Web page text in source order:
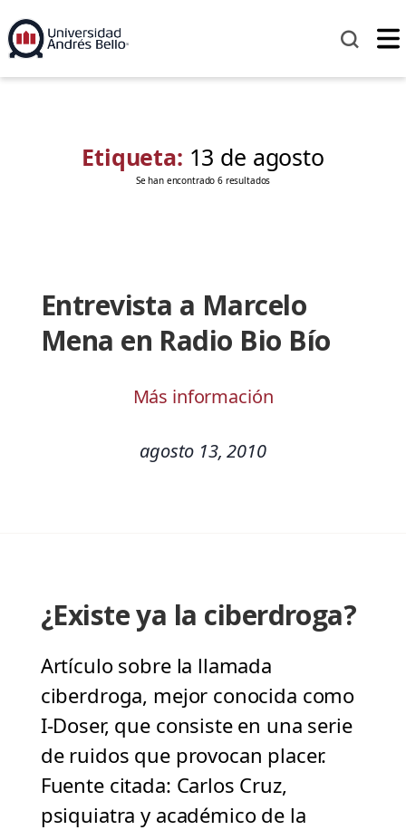
Etiqueta: 13 de agosto
Se han encontrado 6 resultados
Entrevista a Marcelo
Mena en Radio Bio Bío
Más información
agosto 13, 2010
¿Existe ya la ciberdroga?
Artículo sobre la llamada
ciberdroga, mejor conocida como
I-Doser, que consiste en una serie
de ruidos que provocan placer.
Fuente citada: Carlos Cruz,
psiquiatra y académico de la